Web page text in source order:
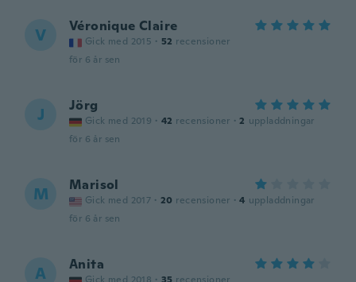
V Véronique Claire
Gick med 2015 · 52 recensioner
för 6 år sen
J Jörg
Gick med 2019 · 42 recensioner · 2 uppladdningar
för 6 år sen
M Marisol
Gick med 2017 · 20 recensioner · 4 uppladdningar
för 6 år sen
A Anita